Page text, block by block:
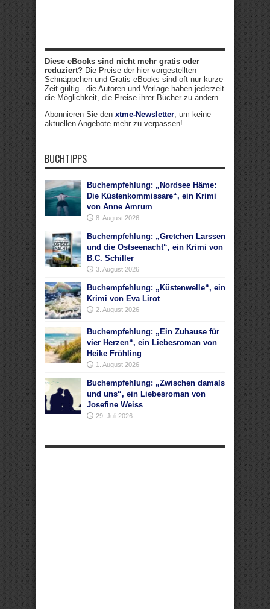
Diese eBooks sind nicht mehr gratis oder
reduziert? Die Preise der hier vorgestellten
Schnäppchen und Gratis-eBooks sind oft nur kurze
Zeit gültig - die Autoren und Verlage haben jederzeit
die Möglichkeit, die Preise ihrer Bücher zu ändern.
Abonnieren Sie den xtme-Newsletter, um keine
aktuellen Angebote mehr zu verpassen!
BUCHTIPPS
Buchempfehlung: „Nordsee Häme:
Die Küstenkommissare“, ein Krimi
von Anne Amrum
8. August 2026
Buchempfehlung: „Gretchen Larssen
und die Ostseenacht“, ein Krimi von
B.C. Schiller
3. August 2026
Buchempfehlung: „Küstenwelle“, ein
Krimi von Eva Lirot
2. August 2026
Buchempfehlung: „Ein Zuhause für
vier Herzen“, ein Liebesroman von
Heike Fröhling
1. August 2026
Buchempfehlung: „Zwischen damals
und uns“, ein Liebesroman von
Josefine Weiss
29. Juli 2026